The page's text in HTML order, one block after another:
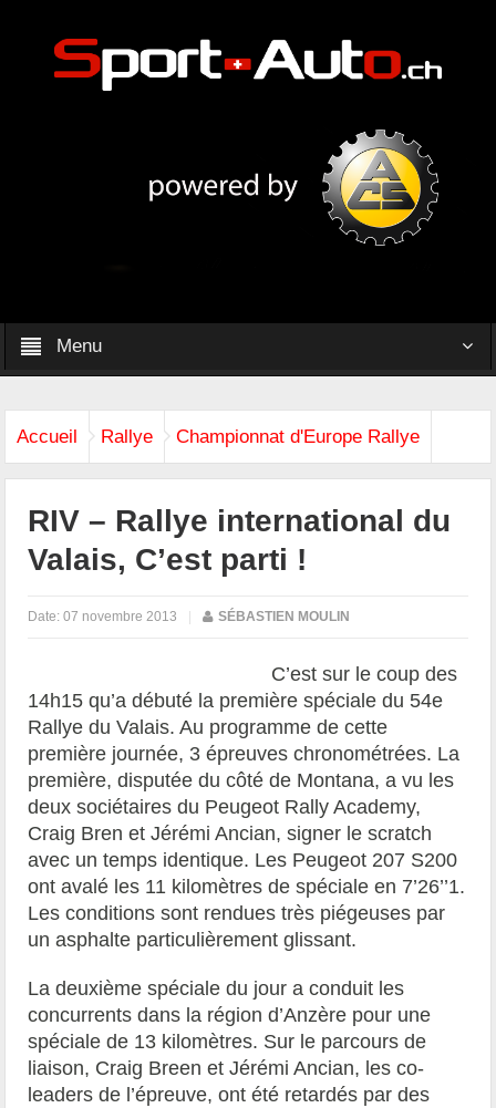
Menu
Accueil Rallye Championnat d'Europe Rallye
RIV – Rallye international du
Valais, C’est parti !
Date:07 novembre 2013 | SÉBASTIEN MOULIN
C’est sur le coup des
14h15 qu’a débuté la première spéciale du 54e
Rallye du Valais. Au programme de cette
première journée, 3 épreuves chronométrées. La
première, disputée du côté de Montana, a vu les
deux sociétaires du Peugeot Rally Academy,
Craig Bren et Jérémi Ancian, signer le scratch
avec un temps identique. Les Peugeot 207 S200
ont avalé les 11 kilomètres de spéciale en 7’26’’1.
Les conditions sont rendues très piégeuses par
un asphalte particulièrement glissant.
La deuxième spéciale du jour a conduit les
concurrents dans la région d’Anzère pour une
spéciale de 13 kilomètres. Sur le parcours de
liaison, Craig Breen et Jérémi Ancian, les co-
leaders de l’épreuve, ont été retardés par des